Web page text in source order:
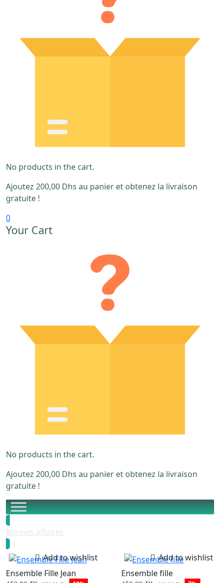
No products in the cart.
Ajoutez 200,00 Dhs au panier et obtenez la livraison
gratuite !
0
Your Cart
No products in the cart.
Ajoutez 200,00 Dhs au panier et obtenez la livraison
gratuite !
Bonnes affaires
Add to wishlist
Ensemble Fille Jean
Add to wishlist
Ensemble fille